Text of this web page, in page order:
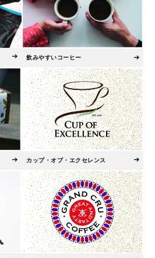
飲みやすいコーヒー
カップ・オブ・エクセレンス